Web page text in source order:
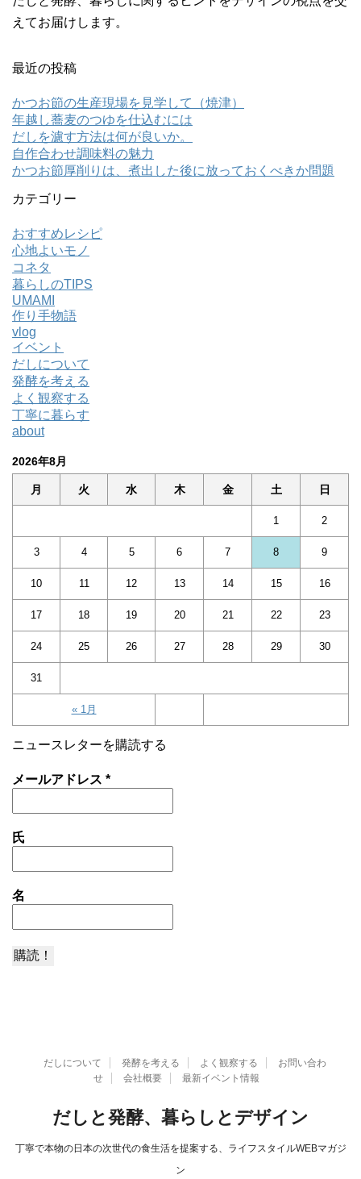
えてお届けします。
最近の投稿
かつお節の生産現場を見学して（焼津）
年越し蕎麦のつゆを仕込むには
だしを濾す方法は何が良いか。
自作合わせ調味料の魅力
かつお節厚削りは、煮出した後に放っておくべきか問題
カテゴリー
おすすめレシピ
心地よいモノ
コネタ
暮らしのTIPS
UMAMI
作り手物語
vlog
イベント
だしについて
発酵を考える
よく観察する
丁寧に暮らす
about
2026年8月
月 火 水 木 金 土 日
« 1月
1 2
3 4 5 6 7 8 9
10 11 12 13 14 15 16
17 18 19 20 21 22 23
24 25 26 27 28 29 30
31
ニュースレターを購読する
メールアドレス *
氏
名
だしについて 発酵を考える よく観察する
お問い合わ
せ
会社概要 最新イベント情報
だしと発酵、暮らしとデザイン
丁寧で本物の日本の次世代の食生活を提案する、ライフスタイルWEBマガジ
ン